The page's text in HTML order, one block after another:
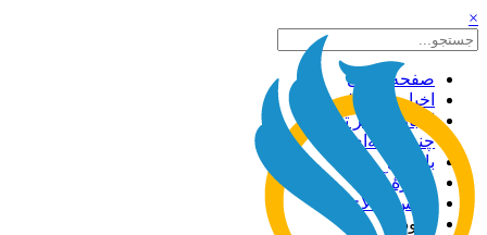
×
صفحه اصلی
اخبار بنیاد آلاء
اخبار مراکز تابعه
چندرسانه‌ای
بایگانی
دربارۀ آلاء
تماس با آلاء
ورود